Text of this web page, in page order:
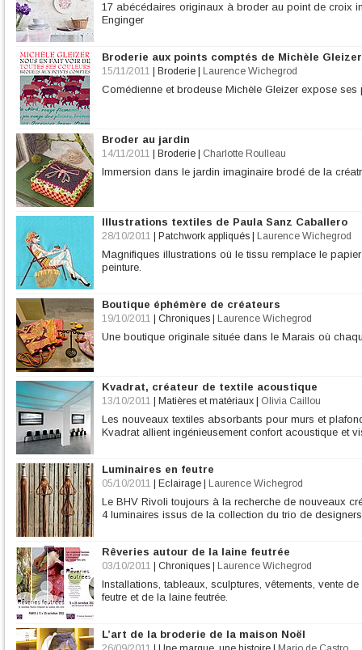
17 abécédaires originaux à broder au point de croix
Enginger
Broderie aux points comptés de Michèle Gleizer
15/11/2011 Broderie Laurence Wichegrod
Comédienne et brodeuse Michèle Gleizer expose ses
Broder au jardin
14/11/2011 Broderie Charlotte Roulleau
Immersion dans le jardin imaginaire brodé de la
Illustrations textiles de Paula Sanz Caballero
28/10/2011 Patchwork appliqués Laurence Wichegrod
Magnifiques illustrations où le tissu remplace le
peinture.
Boutique éphémère de créateurs
19/10/2011 Chroniques Laurence Wichegrod
Une boutique originale située dans le Marais où
Kvadrat, créateur de textile acoustique
13/10/2011 Matières et matériaux Olivia Caillou
Les nouveaux textiles absorbants pour murs et
Kvadrat allient ingénieusement confort acoustique et
Luminaires en feutre
05/10/2011 Eclairage Laurence Wichegrod
Le BHV Rivoli toujours à la recherche de nouveaux
4 luminaires issus de la collection du trio de
Rêveries autour de la laine feutrée
03/10/2011 Chroniques Laurence Wichegrod
Installations, tableaux, sculptures, vêtements, vente
feutre et de la laine feutrée.
L’art de la broderie de la maison Noël